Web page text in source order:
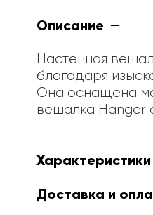
Описание
Настенная
благодаря
Она оснащена
вешалка Hanger
Характеристики
Доставка и